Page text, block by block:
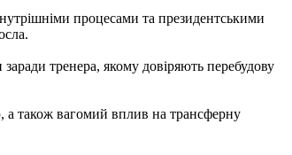
процесами та президентськими
тренера, якому довіряють перебудову
а також вагомий вплив на трансферну